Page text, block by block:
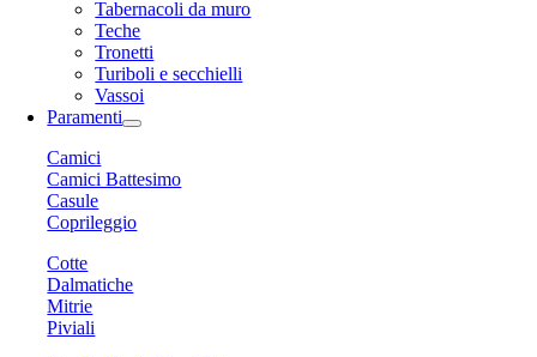
Tabernacoli da muro
Teche
Tronetti
Turiboli e secchielli
Vassoi
Paramenti
Camici
Camici Battesimo
Casule
Coprileggio
Cotte
Dalmatiche
Mitrie
Piviali